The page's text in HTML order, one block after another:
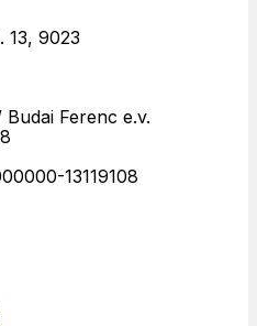
13, 9023
Ferenc e.v.
13119108